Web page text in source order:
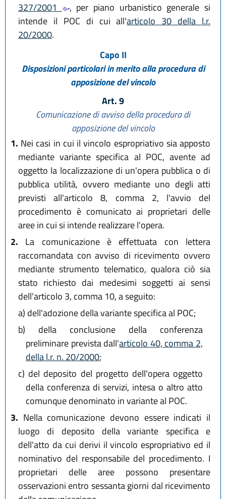
327/2001
, per piano urbanistico generale si
intende il POC di cui all'articolo 30 della l.r.
20/2000.
Capo II
Disposizioni particolari in merito alla procedura di
apposizione del vincolo
Art. 9
Comunicazione di avviso della procedura di
apposizione del vincolo
1. Nei casi in cui il vincolo espropriativo sia apposto
mediante variante specifica al POC, avente ad
oggetto la localizzazione di un'opera pubblica o di
pubblica utilità, ovvero mediante uno degli atti
previsti all'articolo 8, comma 2, l'avvio del
procedimento è comunicato ai proprietari delle
aree in cui si intende realizzare l'opera.
2. La comunicazione è effettuata con lettera
raccomandata con avviso di ricevimento ovvero
mediante strumento telematico, qualora ciò sia
stato richiesto dai medesimi soggetti ai sensi
dell'articolo 3, comma 10, a seguito:
a) dell'adozione della variante specifica al POC;
b) della conclusione della conferenza
preliminare prevista dall'articolo 40, comma 2,
della l.r. n. 20/2000;
c) del deposito del progetto dell'opera oggetto
della conferenza di servizi, intesa o altro atto
comunque denominato in variante al POC.
3. Nella comunicazione devono essere indicati il
luogo di deposito della variante specifica e
dell'atto da cui derivi il vincolo espropriativo ed il
nominativo del responsabile del procedimento. I
proprietari delle aree possono presentare
osservazioni entro sessanta giorni dal ricevimento